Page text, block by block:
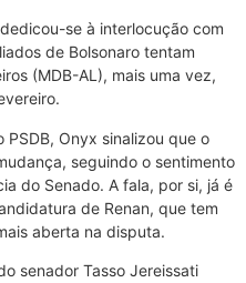
se à interlocução com
de Bolsonaro tentam
(MDB-AL), mais uma vez,
PSDB, Onyx sinalizou que o
seguindo o sentimento
do Senado. A fala, por si, já é
de Renan, que tem
aberta na disputa.
senador Tasso Jereissati